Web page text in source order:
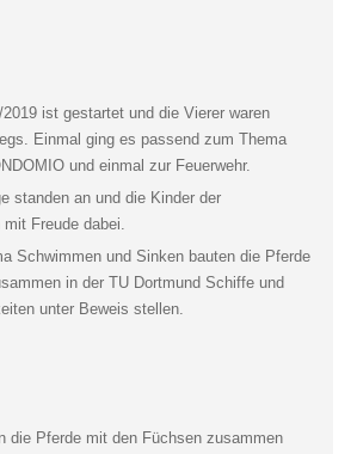
ist gestartet und die Vierer waren
Einmal ging es passend zum Thema
und einmal zur Feuerwehr.
standen an und die Kinder der
Freude dabei.
Schwimmen und Sinken bauten die Pferde
in der TU Dortmund Schiffe und
unter Beweis stellen.
die Pferde mit den Füchsen zusammen